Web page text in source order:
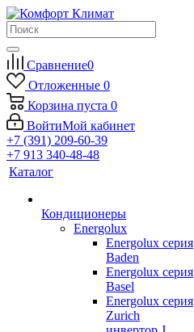
Сравнение0
Отложенные 0
Корзина пуста 0
ВойтиМой кабинет
+7 (391) 209-60-39
+7 913 340-48-48
Каталог
Кондиционеры
Energolux
Energolux серия
Baden
Energolux серия
Basel
Energolux серия
Zurich